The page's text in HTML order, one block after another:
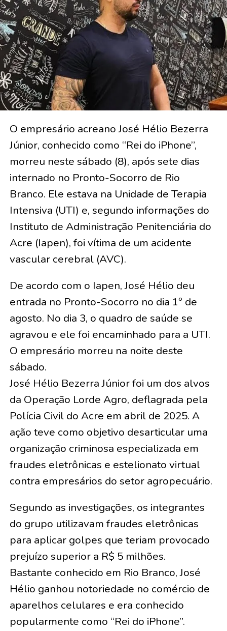
O empresário acreano José Hélio Bezerra
Júnior, conhecido como “Rei do iPhone”,
morreu neste sábado (8), após sete dias
internado no Pronto-Socorro de Rio
Branco. Ele estava na Unidade de Terapia
Intensiva (UTI) e, segundo informações do
Instituto de Administração Penitenciária do
Acre (Iapen), foi vítima de um acidente
vascular cerebral (AVC).
De acordo com o Iapen, José Hélio deu
entrada no Pronto-Socorro no dia 1º de
agosto. No dia 3, o quadro de saúde se
agravou e ele foi encaminhado para a UTI.
O empresário morreu na noite deste
sábado.
José Hélio Bezerra Júnior foi um dos alvos
da Operação Lorde Agro, deflagrada pela
Polícia Civil do Acre em abril de 2025. A
ação teve como objetivo desarticular uma
organização criminosa especializada em
fraudes eletrônicas e estelionato virtual
contra empresários do setor agropecuário.
Segundo as investigações, os integrantes
do grupo utilizavam fraudes eletrônicas
para aplicar golpes que teriam provocado
prejuízo superior a R$ 5 milhões.
Bastante conhecido em Rio Branco, José
Hélio ganhou notoriedade no comércio de
aparelhos celulares e era conhecido
popularmente como “Rei do iPhone”.